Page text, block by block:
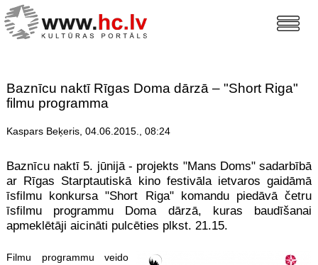
Baznīcu naktī Rīgas Doma dārzā – "Short Riga"
filmu programma
Kaspars Beķeris, 04.06.2015., 08:24
Baznīcu naktī 5. jūnijā - projekts "Mans Doms" sadarbībā
ar Rīgas Starptautiskā kino festivāla ietvaros gaidāmā
īsfilmu konkursa "Short Riga" komandu piedāvā četru
īsfilmu programmu Doma dārzā, kuras baudīšanai
apmeklētāji aicināti pulcēties plkst. 21.15.
Filmu programmu veido